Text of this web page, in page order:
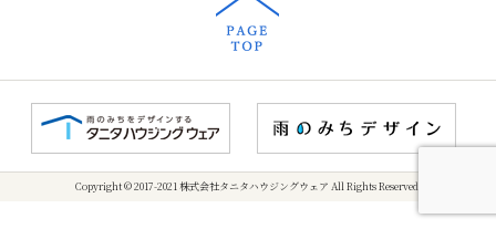
Copyright © 2017-2021 株式会社タニタハウジングウェア All Rights Reserved.